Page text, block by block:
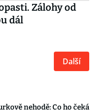
Zálohy od
dál
Další
nehodě: Co ho čeká